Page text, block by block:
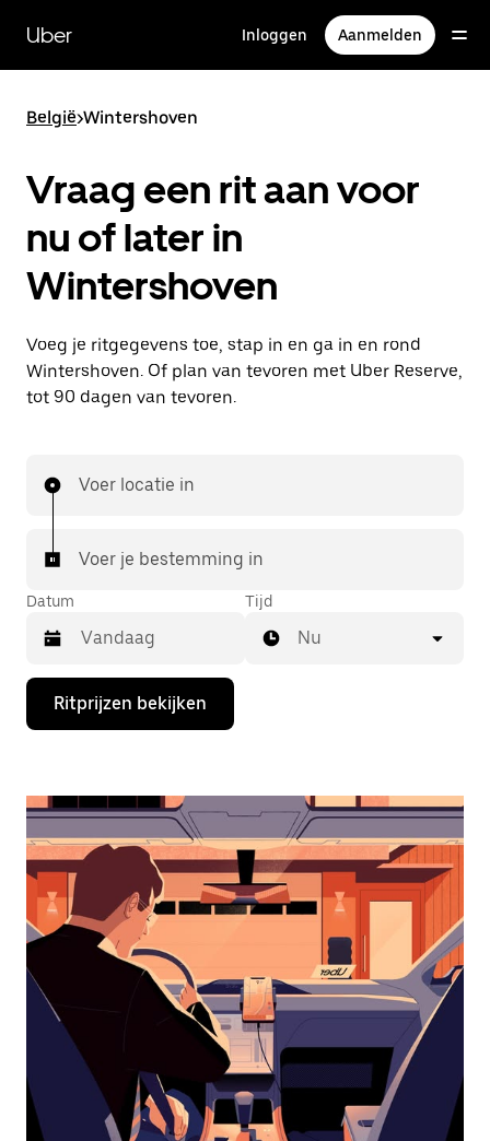
naar
hoofdinhoud
Uber Inloggen Aanmelden
België>Wintershoven
Vraag een rit aan voor
nu of later in
Wintershoven
Voeg je ritgegevens toe, stap in en ga in en rond
Wintershoven. Of plan van tevoren met Uber Reserve,
tot 90 dagen van tevoren.
Voer locatie in
Voer je bestemming in
Datum
Druk
de
de
te
openen
een
datum
te
selecteren.
Druk
Escape
agenda
te
sluiten.
Tijd
Nu
Ritprijzen bekijken